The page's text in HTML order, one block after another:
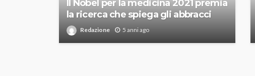
Il Nobel per la medicina 2021 premia
la ricerca che spiega gli abbracci
Redazione 5 anni ago